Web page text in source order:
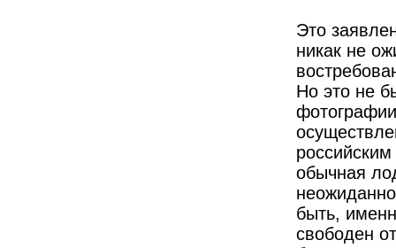
Это
никак не
Но это не
обычная
быть,
свободен